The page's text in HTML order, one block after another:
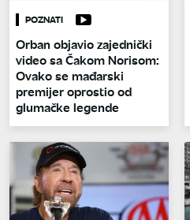
POZNATI
Orban objavio zajednički
video sa Čakom Norisom:
Ovako se mađarski
premijer oprostio od
glumačke legende